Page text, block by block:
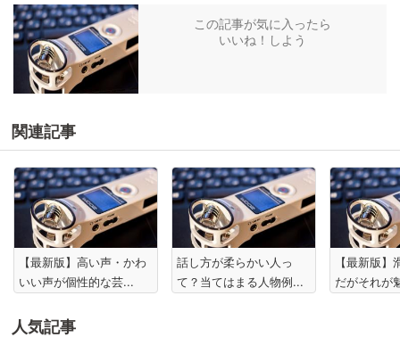
この記事が気に入ったら
いいね！しよう
関連記事
【最新版】高い声・かわ
いい声が個性的な芸...
話し方が柔らかい人っ
て？当てはまる人物例...
【最新版
だがそれが
人気記事